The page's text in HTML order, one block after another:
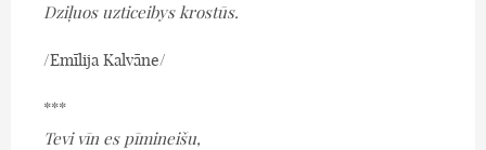
Dziļuos uzticeibys krostūs.
/Emīlija Kalvāne/
***
Tevi vīn es pīmineišu,